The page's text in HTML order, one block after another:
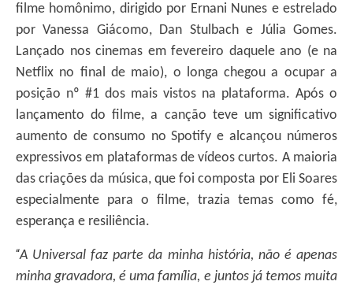
filme homônimo, dirigido por Ernani Nunes e estrelado
por Vanessa Giácomo, Dan Stulbach e Júlia Gomes.
Lançado nos cinemas em fevereiro daquele ano (e na
Netflix no final de maio), o longa chegou a ocupar a
posição nº #1 dos mais vistos na plataforma. Após o
lançamento do filme, a canção teve um significativo
aumento de consumo no Spotify e alcançou números
expressivos em plataformas de vídeos curtos. A maioria
das criações da música, que foi composta por Eli Soares
especialmente para o filme, trazia temas como fé,
esperança e resiliência.
“A Universal faz parte da minha história, não é apenas
minha gravadora, é uma família, e juntos já temos muita